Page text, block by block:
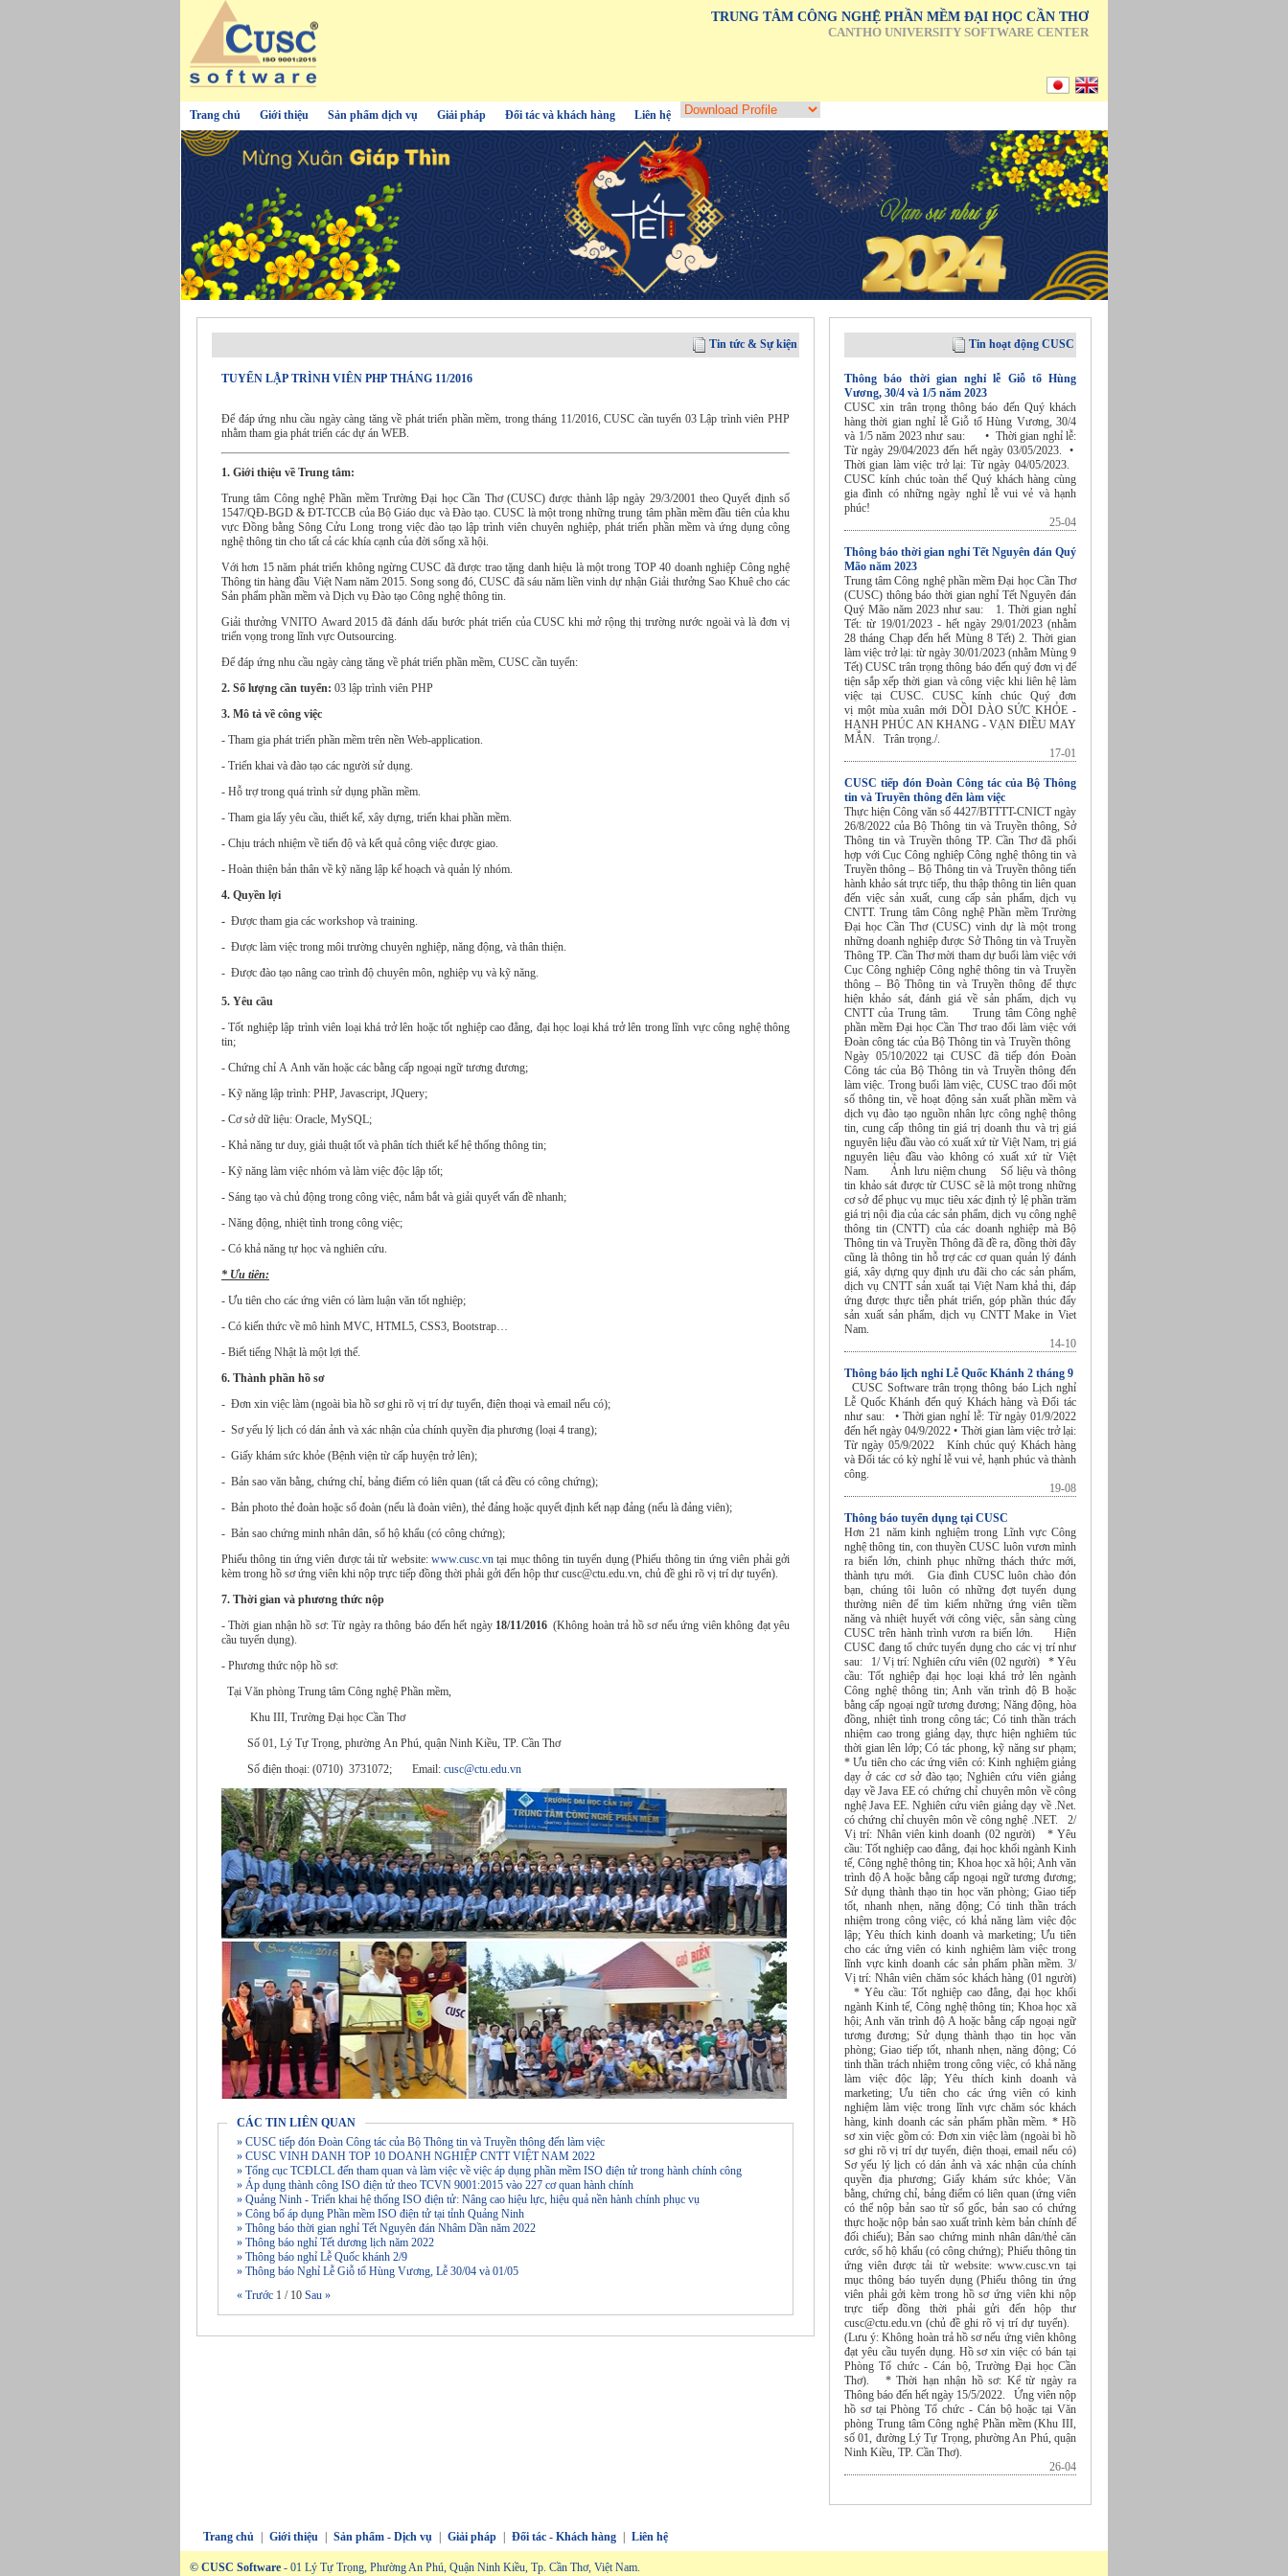
TRUNG TÂM CÔNG NGHỆ PHẦN MỀM ĐẠI HỌC CẦN THƠ
CANTHO UNIVERSITY SOFTWARE CENTER
Trang chủ Giới thiệu Sản phẩm dịch vụ Giải pháp Đối tác và khách hàng Liên hệ
Tin tức & Sự kiện
TUYỂN LẬP TRÌNH VIÊN PHP THÁNG 11/2016
Để đáp ứng nhu cầu ngày càng tăng về phát triển phần mềm, trong tháng 11/2016, CUSC cần tuyển 03 Lập trình viên PHP
nhằm tham gia phát triển các dự án WEB.
1. Giới thiệu về Trung tâm:
Trung tâm Công nghệ Phần mềm Trường Đại học Cần Thơ (CUSC) được thành lập ngày 29/3/2001 theo Quyết định số
1547/QĐ-BGD & ĐT-TCCB của Bộ Giáo dục và Đào tạo. CUSC là một trong những trung tâm phần mềm đầu tiên của khu
vực Đồng bằng Sông Cửu Long trong việc đào tạo lập trình viên chuyên nghiệp, phát triển phần mềm và ứng dụng công
nghệ thông tin cho tất cả các khía cạnh của đời sống xã hội.
Với hơn 15 năm phát triển không ngừng CUSC đã được trao tặng danh hiệu là một trong TOP 40 doanh nghiệp Công nghệ
Thông tin hàng đầu Việt Nam năm 2015. Song song đó, CUSC đã sáu năm liền vinh dự nhận Giải thưởng Sao Khuê cho các
Sản phẩm phần mềm và Dịch vụ Đào tạo Công nghệ thông tin.
Giải thưởng VNITO Award 2015 đã đánh dấu bước phát triển của CUSC khi mở rộng thị trường nước ngoài và là đơn vị
triển vọng trong lĩnh vực Outsourcing.
Để đáp ứng nhu cầu ngày càng tăng về phát triển phần mềm, CUSC cần tuyển:
2. Số lượng cần tuyển: 03 lập trình viên PHP
3. Mô tả về công việc
- Tham gia phát triển phần mềm trên nền Web-application.
- Triển khai và đào tạo các người sử dụng.
- Hỗ trợ trong quá trình sử dụng phần mềm.
- Tham gia lấy yêu cầu, thiết kế, xây dựng, triển khai phần mềm.
- Chịu trách nhiệm về tiến độ và kết quả công việc được giao.
- Hoàn thiện bản thân về kỹ năng lập kế hoạch và quản lý nhóm.
4. Quyền lợi
- Được tham gia các workshop và training.
- Được làm việc trong môi trường chuyên nghiệp, năng động, và thân thiện.
- Được đào tạo nâng cao trình độ chuyên môn, nghiệp vụ và kỹ năng.
5. Yêu cầu
- Tốt nghiệp lập trình viên loại khá trở lên hoặc tốt nghiệp cao đẳng, đại học loại khá trở lên trong lĩnh vực công nghệ thông
tin;
- Chứng chỉ A Anh văn hoặc các bằng cấp ngoại ngữ tương đương;
- Kỹ năng lập trình: PHP, Javascript, JQuery;
- Cơ sở dữ liệu: Oracle, MySQL;
- Khả năng tư duy, giải thuật tốt và phân tích thiết kế hệ thống thông tin;
- Kỹ năng làm việc nhóm và làm việc độc lập tốt;
- Sáng tạo và chủ động trong công việc, nắm bắt và giải quyết vấn đề nhanh;
- Năng động, nhiệt tình trong công việc;
- Có khả năng tự học và nghiên cứu.
* Ưu tiên:
- Ưu tiên cho các ứng viên có làm luận văn tốt nghiệp;
- Có kiến thức về mô hình MVC, HTML5, CSS3, Bootstrap…
- Biết tiếng Nhật là một lợi thế.
6. Thành phần hồ sơ
- Đơn xin việc làm (ngoài bìa hồ sơ ghi rõ vị trí dự tuyển, điện thoại và email nếu có);
- Sơ yếu lý lịch có dán ảnh và xác nhận của chính quyền địa phương (loại 4 trang);
- Giấy khám sức khỏe (Bệnh viện từ cấp huyện trở lên);
- Bản sao văn bằng, chứng chỉ, bảng điểm có liên quan (tất cả đều có công chứng);
- Bản photo thẻ đoàn hoặc sổ đoàn (nếu là đoàn viên), thẻ đảng hoặc quyết định kết nạp đảng (nếu là đảng viên);
- Bản sao chứng minh nhân dân, sổ hộ khẩu (có công chứng);
Phiếu thông tin ứng viên được tải từ website: www.cusc.vn tại mục thông tin tuyển dụng (Phiếu thông tin ứng viên phải gởi
kèm trong hồ sơ ứng viên khi nộp trực tiếp đồng thời phải gởi đến hộp thư cusc@ctu.edu.vn, chủ đề ghi rõ vị trí dự tuyển).
7. Thời gian và phương thức nộp
- Thời gian nhận hồ sơ: Từ ngày ra thông báo đến hết ngày 18/11/2016 (Không hoàn trả hồ sơ nếu ứng viên không đạt yêu
cầu tuyển dụng).
- Phương thức nộp hồ sơ:
Tại Văn phòng Trung tâm Công nghệ Phần mềm,
Khu III, Trường Đại học Cần Thơ
Số 01, Lý Tự Trọng, phường An Phú, quận Ninh Kiều, TP. Cần Thơ
Số điện thoại: (0710) 3731072; Email: cusc@ctu.edu.vn
CÁC TIN LIÊN QUAN
» CUSC tiếp đón Đoàn Công tác của Bộ Thông tin và Truyền thông đến làm việc
» CUSC VINH DANH TOP 10 DOANH NGHIỆP CNTT VIỆT NAM 2022
» Tổng cục TCĐLCL đến tham quan và làm việc về việc áp dụng phần mềm ISO điện tử trong hành chính công
» Áp dụng thành công ISO điện tử theo TCVN 9001:2015 vào 227 cơ quan hành chính
» Quảng Ninh - Triển khai hệ thống ISO điện tử: Nâng cao hiệu lực, hiệu quả nền hành chính phục vụ
» Công bố áp dụng Phần mềm ISO điện tử tại tỉnh Quảng Ninh
» Thông báo thời gian nghỉ Tết Nguyên đán Nhâm Dần năm 2022
» Thông báo nghỉ Tết dương lịch năm 2022
» Thông báo nghỉ Lễ Quốc khánh 2/9
» Thông báo Nghỉ Lễ Giỗ tổ Hùng Vương, Lễ 30/04 và 01/05
« Trước 1 / 10 Sau »
Tin hoạt động CUSC
Thông báo thời gian nghỉ lễ Giỗ tổ Hùng
Vương, 30/4 và 1/5 năm 2023
CUSC xin trân trọng thông báo đến Quý khách
hàng thời gian nghỉ lễ Giỗ tổ Hùng Vương, 30/4
và 1/5 năm 2023 như sau: • Thời gian nghỉ lễ:
Từ ngày 29/04/2023 đến hết ngày 03/05/2023. •
Thời gian làm việc trở lại: Từ ngày 04/05/2023.
CUSC kính chúc toàn thể Quý khách hàng cùng
gia đình có những ngày nghỉ lễ vui vẻ và hạnh
phúc!
25-04
Thông báo thời gian nghỉ Tết Nguyên đán Quý
Mão năm 2023
Trung tâm Công nghệ phần mềm Đại học Cần Thơ
(CUSC) thông báo thời gian nghỉ Tết Nguyên đán
Quý Mão năm 2023 như sau: 1. Thời gian nghỉ
Tết: từ 19/01/2023 - hết ngày 29/01/2023 (nhằm
28 tháng Chạp đến hết Mùng 8 Tết) 2. Thời gian
làm việc trở lại: từ ngày 30/01/2023 (nhằm Mùng 9
Tết) CUSC trân trọng thông báo đến quý đơn vị để
tiện sắp xếp thời gian và công việc khi liên hệ làm
việc tại CUSC. CUSC kính chúc Quý đơn
vị một mùa xuân mới DỒI DÀO SỨC KHỎE -
HẠNH PHÚC AN KHANG - VẠN ĐIỀU MAY
MẮN. Trân trọng./.
17-01
CUSC tiếp đón Đoàn Công tác của Bộ Thông
tin và Truyền thông đến làm việc
Thực hiện Công văn số 4427/BTTTT-CNICT ngày
26/8/2022 của Bộ Thông tin và Truyền thông, Sở
Thông tin và Truyền thông TP. Cần Thơ đã phối
hợp với Cục Công nghiệp Công nghệ thông tin và
Truyền thông – Bộ Thông tin và Truyền thông tiến
hành khảo sát trực tiếp, thu thập thông tin liên quan
đến việc sản xuất, cung cấp sản phẩm, dịch vụ
CNTT. Trung tâm Công nghệ Phần mềm Trường
Đại học Cần Thơ (CUSC) vinh dự là một trong
những doanh nghiệp được Sở Thông tin và Truyền
Thông TP. Cần Thơ mời tham dự buổi làm việc với
Cục Công nghiệp Công nghệ thông tin và Truyền
thông – Bộ Thông tin và Truyền thông để thực
hiện khảo sát, đánh giá về sản phẩm, dịch vụ
CNTT của Trung tâm. Trung tâm Công nghệ
phần mềm Đại học Cần Thơ trao đổi làm việc với
Đoàn công tác của Bộ Thông tin và Truyền thông
Ngày 05/10/2022 tại CUSC đã tiếp đón Đoàn
Công tác của Bộ Thông tin và Truyền thông đến
làm việc. Trong buổi làm việc, CUSC trao đổi một
số thông tin, về hoạt động sản xuất phần mềm và
dịch vụ đào tạo nguồn nhân lực công nghệ thông
tin, cung cấp thông tin giá trị doanh thu và trị giá
nguyên liệu đầu vào có xuất xứ từ Việt Nam, trị giá
nguyên liệu đầu vào không có xuất xứ từ Việt
Nam. Ảnh lưu niệm chung Số liệu và thông
tin khảo sát được từ CUSC sẽ là một trong những
cơ sở để phục vụ mục tiêu xác định tỷ lệ phần trăm
giá trị nội địa của các sản phẩm, dịch vụ công nghệ
thông tin (CNTT) của các doanh nghiệp mà Bộ
Thông tin và Truyền Thông đã đề ra, đồng thời đây
cũng là thông tin hỗ trợ các cơ quan quản lý đánh
giá, xây dựng quy định ưu đãi cho các sản phẩm,
dịch vụ CNTT sản xuất tại Việt Nam khả thi, đáp
ứng được thực tiễn phát triển, góp phần thúc đẩy
sản xuất sản phẩm, dịch vụ CNTT Make in Viet
Nam.
14-10
Thông báo lịch nghỉ Lễ Quốc Khánh 2 tháng 9
CUSC Software trân trọng thông báo Lịch nghỉ
Lễ Quốc Khánh đến quý Khách hàng và Đối tác
như sau: • Thời gian nghỉ lễ: Từ ngày 01/9/2022
đến hết ngày 04/9/2022 • Thời gian làm việc trở lại:
Từ ngày 05/9/2022 Kính chúc quý Khách hàng
và Đối tác có kỳ nghỉ lễ vui vẻ, hạnh phúc và thành
công.
19-08
Thông báo tuyển dụng tại CUSC
Hơn 21 năm kinh nghiệm trong Lĩnh vực Công
nghệ thông tin, con thuyền CUSC luôn vươn mình
ra biển lớn, chinh phục những thách thức mới,
thành tựu mới. Gia đình CUSC luôn chào đón
bạn, chúng tôi luôn có những đợt tuyển dụng
thường niên để tìm kiếm những ứng viên tiềm
năng và nhiệt huyết với công việc, sẵn sàng cùng
CUSC trên hành trình vươn ra biển lớn. Hiện
CUSC đang tổ chức tuyển dụng cho các vị trí như
sau: 1/ Vị trí: Nghiên cứu viên (02 người) * Yêu
cầu: Tốt nghiệp đại học loại khá trở lên ngành
Công nghệ thông tin; Anh văn trình độ B hoặc
bằng cấp ngoại ngữ tương đương; Năng động, hòa
đồng, nhiệt tình trong công tác; Có tinh thần trách
nhiệm cao trong giảng dạy, thực hiện nghiêm túc
thời gian lên lớp; Có tác phong, kỹ năng sư phạm;
* Ưu tiên cho các ứng viên có: Kinh nghiệm giảng
dạy ở các cơ sở đào tạo; Nghiên cứu viên giảng
dạy về Java EE có chứng chỉ chuyên môn về công
nghệ Java EE. Nghiên cứu viên giảng dạy về .Net.
có chứng chỉ chuyên môn về công nghệ .NET. 2/
Vị trí: Nhân viên kinh doanh (02 người) * Yêu
cầu: Tốt nghiệp cao đẳng, đại học khối ngành Kinh
tế, Công nghệ thông tin; Khoa học xã hội; Anh văn
trình độ A hoặc bằng cấp ngoại ngữ tương đương;
Sử dụng thành thạo tin học văn phòng; Giao tiếp
tốt, nhanh nhẹn, năng động; Có tinh thần trách
nhiệm trong công việc, có khả năng làm việc độc
lập; Yêu thích kinh doanh và marketing; Ưu tiên
cho các ứng viên có kinh nghiệm làm việc trong
lĩnh vực kinh doanh các sản phẩm phần mềm. 3/
Vị trí: Nhân viên chăm sóc khách hàng (01 người)
* Yêu cầu: Tốt nghiệp cao đẳng, đại học khối
ngành Kinh tế, Công nghệ thông tin; Khoa học xã
hội; Anh văn trình độ A hoặc bằng cấp ngoại ngữ
tương đương; Sử dụng thành thạo tin học văn
phòng; Giao tiếp tốt, nhanh nhẹn, năng động; Có
tinh thần trách nhiệm trong công việc, có khả năng
làm việc độc lập; Yêu thích kinh doanh và
marketing; Ưu tiên cho các ứng viên có kinh
nghiệm làm việc trong lĩnh vực chăm sóc khách
hàng, kinh doanh các sản phẩm phần mềm. * Hồ
sơ xin việc gồm có: Đơn xin việc làm (ngoài bì hồ
sơ ghi rõ vị trí dự tuyển, điện thoại, email nếu có)
Sơ yếu lý lịch có dán ảnh và xác nhận của chính
quyền địa phương; Giấy khám sức khỏe; Văn
bằng, chứng chỉ, bảng điểm có liên quan (ứng viên
có thể nộp bản sao từ sổ gốc, bản sao có chứng
thực hoặc nộp bản sao xuất trình kèm bản chính để
đối chiếu); Bản sao chứng minh nhân dân/thẻ căn
cước, sổ hộ khẩu (có công chứng); Phiếu thông tin
ứng viên được tải từ website: www.cusc.vn tại
mục thông báo tuyển dụng (Phiếu thông tin ứng
viên phải gởi kèm trong hồ sơ ứng viên khi nộp
trực tiếp đồng thời phải gửi đến hộp thư
cusc@ctu.edu.vn (chủ đề ghi rõ vị trí dự tuyển).
(Lưu ý: Không hoàn trả hồ sơ nếu ứng viên không
đạt yêu cầu tuyển dụng. Hồ sơ xin việc có bán tại
Phòng Tổ chức - Cán bộ, Trường Đại học Cần
Thơ). * Thời hạn nhận hồ sơ: Kể từ ngày ra
Thông báo đến hết ngày 15/5/2022. Ứng viên nộp
hồ sơ tại Phòng Tổ chức - Cán bộ hoặc tại Văn
phòng Trung tâm Công nghệ Phần mềm (Khu III,
số 01, đường Lý Tự Trọng, phường An Phú, quận
Ninh Kiều, TP. Cần Thơ).
26-04
Trang chủ Giới thiệu Sản phẩm - Dịch vụ Giải pháp Đối tác - Khách hàng Liên hệ
© CUSC Software - 01 Lý Tự Trọng, Phường An Phú, Quận Ninh Kiều, Tp. Cần Thơ, Việt Nam.